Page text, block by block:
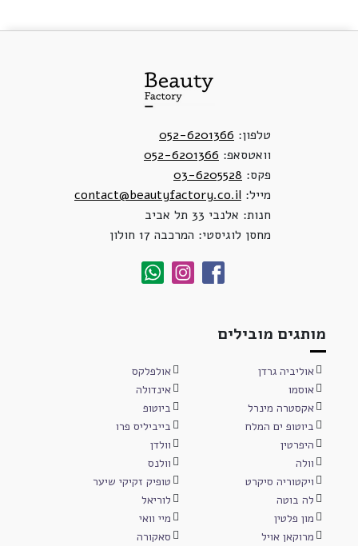
טלפון: 052-6201366
וואטסאפ: 052-6201366
פקס: 03-6205528
מייל: contact@beautyfactory.co.il
חנות: אלנבי 33 תל אביב
מחסן לוגיסטי: המרכבה 17 חולון
מותגים מובילים
אוליביה גרדן
אולפלקס
אוסמו
אינדולה
אקסטרה מינרל
ביוטופ
ביוטופ ים המלח
בייביליס פרו
היפרטין
וולדן
וולה
וולנס
ויקטוריה סיקרט
טופיק זקיקי שיער
לה בוטה
לוריאל
מון פלטין
מיי וואי
מרוקאן אויל
סאקורה